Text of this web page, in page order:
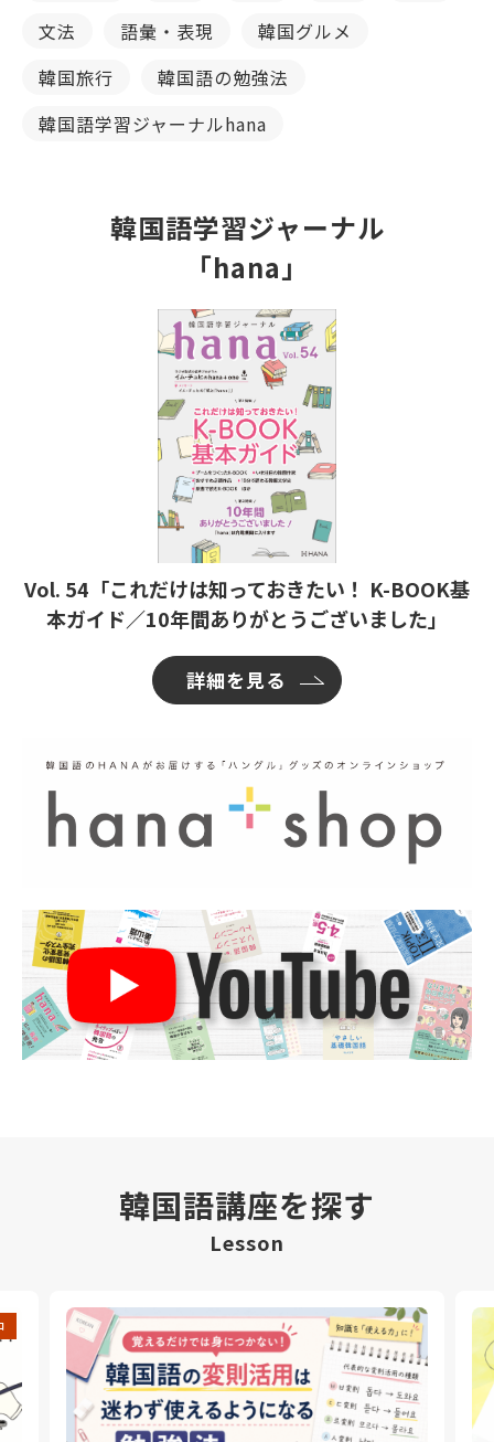
文法 語彙・表現
韓国グルメ
韓国旅行
韓国語の勉強法
韓国語学習ジャーナルhana
韓国語学習ジャーナル
「hana」
Vol. 54「これだけは知っておきたい！ K-BOOK基
本ガイド／10年間ありがとうございました」
詳細を見る
韓国語講座を探す
Lesson